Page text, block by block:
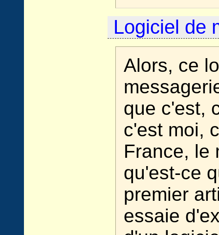
Logiciel de
Alors, ce
que c'est,
c'est moi,
France, le
qu'est-ce
premier
essaie